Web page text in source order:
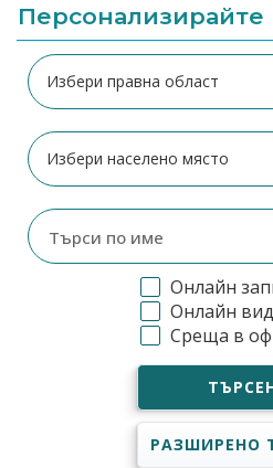
Онлайн
Онлайн
Среща в
РАЗШИРЕНО